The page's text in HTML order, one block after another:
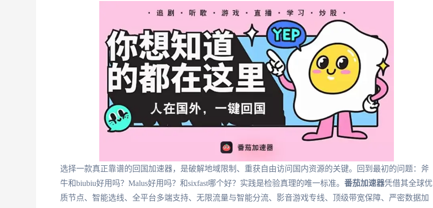
选择一款真正靠谱的回国加速器，是破解地域限制、重获自由访问国内资源的关键。回到最初的问题：斧
牛和biubiu好用吗？Malus好用吗？和sixfast哪个好？实践是检验真理的唯一标准。 番茄加速器凭借其全球优
质节点、智能选线、全平台多端支持、无限流量与智能分流、影音游戏专线、顶级带宽保障、严密数据加